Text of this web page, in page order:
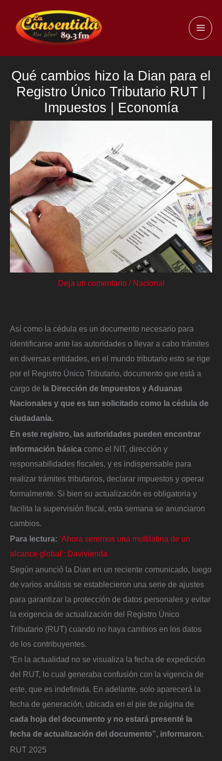
contenido
Qué cambios hizo la Dian para el
Registro Único Tributario RUT |
Impuestos | Economía
Deja un comentario / Nacional
Así como la cédula es un documento necesario para
identificarse ante las autoridades o llevar a cabo trámites
en diversas entidades, en el mundo tributario esto se rige
por el Registro Único Tributario, documento que está a
cargo de la Dirección de Impuestos y Aduanas
Nacionales y que es tan solicitado como la cédula de
ciudadanía.
En este registro, las autoridades pueden encontrar
información básica como el NIT, dirección y
responsabilidades fiscales, y es indispensable para
realizar trámites tributarios, declarar impuestos y operar
formalmente. Si bien su actualización es obligatoria y
facilita la supervisión fiscal, esta semana se anunciaron
cambios.
Para lectura: ‘Ahora seremos una multilatina de un
alcance global’: Davivienda
Según anunció la Dian en un reciente comunicado, luego
de varios análisis se establecieron una serie de ajustes
para garantizar la protección de datos personales y evitar
la exigencia de actualización del Registro Único
Tributario (RUT) cuando no haya cambios en los datos
de los contribuyentes.
“En la actualidad no se visualiza la fecha de expedición
del RUT, lo cual generaba confusión con la vigencia de
este, que es indefinida. En adelante, solo aparecerá la
fecha de generación, ubicada en el pie de página de
cada hoja del documento y no estará presenté la
fecha de actualización del documento”, informaron.
RUT 2025